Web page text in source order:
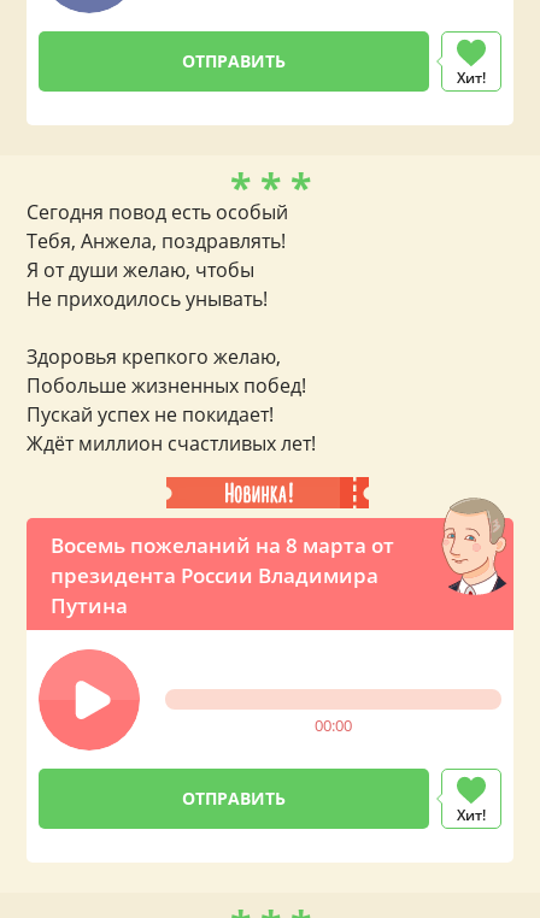
Хит!
Восемь пожеланий на 8 марта от
президента России Владимира
Путина
00:00
Хит!
* * *
Сегодня повод есть особый
Тебя, Анжела, поздравлять!
Я от души желаю, чтобы
Не приходилось унывать!
Здоровья крепкого желаю,
Побольше жизненных побед!
Пускай успех не покидает!
Ждёт миллион счастливых лет!